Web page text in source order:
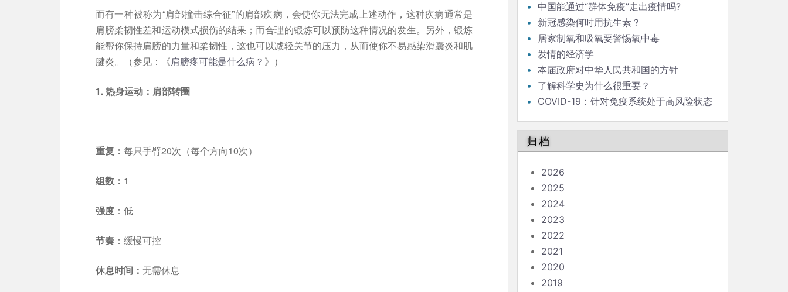
而有一种被称为“肩部撞击综合征”的肩部疾病，会使你无法完成上述动作，这种疾病通常是
肩膀柔韧性差和运动模式损伤的结果；而合理的锻炼可以预防这种情况的发生。另外，锻炼
能帮你保持肩膀的力量和柔韧性，这也可以减轻关节的压力，从而使你不易感染滑囊炎和肌
腱炎。（参见：《肩膀疼可能是什么病？ 》）
1. 热身运动：肩部转圈
重复： 每只手臂20次（每个方向10次）
组数： 1
强度 ：低
节奏 ：缓慢可控
休息时间： 无需休息
中国能通过“群体免疫”走出疫情吗?
新冠感染何时用抗生素？
居家制氧和吸氧要警惕氧中毒
发情的经济学
本届政府对中华人民共和国的方针
了解科学史为什么很重要？
COVID-19：针对免疫系统处于高风险状态
归档
2026
2025
2024
2023
2022
2021
2020
2019